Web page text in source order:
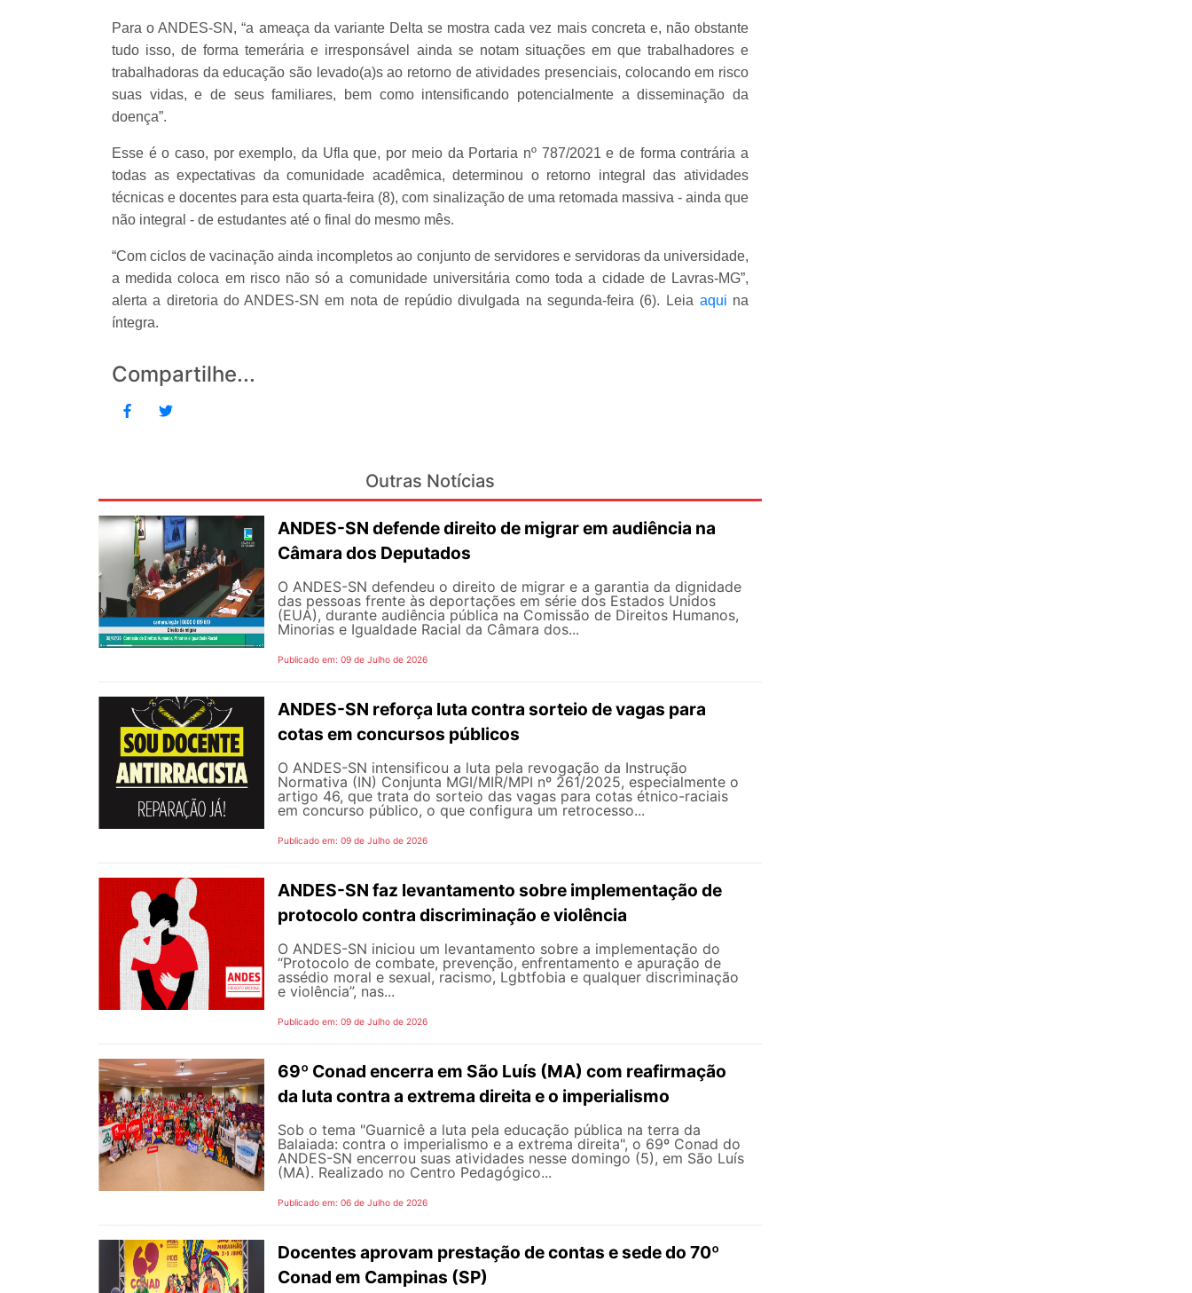
Para o ANDES-SN, “a ameaça da variante Delta se mostra cada vez mais concreta e, não obstante
tudo isso, de forma temerária e irresponsável ainda se notam situações em que trabalhadores e
trabalhadoras da educação são levado(a)s ao retorno de atividades presenciais, colocando em risco
suas vidas, e de seus familiares, bem como intensificando potencialmente a disseminação da
doença”.
Esse é o caso, por exemplo, da Ufla que, por meio da Portaria nº 787/2021 e de forma contrária a
todas as expectativas da comunidade acadêmica, determinou o retorno integral das atividades
técnicas e docentes para esta quarta-feira (8), com sinalização de uma retomada massiva - ainda que
não integral - de estudantes até o final do mesmo mês.
“Com ciclos de vacinação ainda incompletos ao conjunto de servidores e servidoras da universidade,
a medida coloca em risco não só a comunidade universitária como toda a cidade de Lavras-MG”,
alerta a diretoria do ANDES-SN em nota de repúdio divulgada na segunda-feira (6). Leia aqui na
íntegra.
Compartilhe...
Outras Notícias
ANDES-SN defende direito de migrar em audiência na
Câmara dos Deputados
O ANDES-SN defendeu o direito de migrar e a garantia da dignidade
das pessoas frente às deportações em série dos Estados Unidos
(EUA), durante audiência pública na Comissão de Direitos Humanos,
Minorias e Igualdade Racial da Câmara dos...
Publicado em: 09 de Julho de 2026
ANDES-SN reforça luta contra sorteio de vagas para
cotas em concursos públicos
O ANDES-SN intensificou a luta pela revogação da Instrução
Normativa (IN) Conjunta MGI/MIR/MPI nº 261/2025, especialmente o
artigo 46, que trata do sorteio das vagas para cotas étnico-raciais
em concurso público, o que configura um retrocesso...
Publicado em: 09 de Julho de 2026
ANDES-SN faz levantamento sobre implementação de
protocolo contra discriminação e violência
O ANDES-SN iniciou um levantamento sobre a implementação do
“Protocolo de combate, prevenção, enfrentamento e apuração de
assédio moral e sexual, racismo, Lgbtfobia e qualquer discriminação
e violência”, nas...
Publicado em: 09 de Julho de 2026
69º Conad encerra em São Luís (MA) com reafirmação
da luta contra a extrema direita e o imperialismo
Sob o tema "Guarnicê a luta pela educação pública na terra da
Balaiada: contra o imperialismo e a extrema direita", o 69º Conad do
ANDES-SN encerrou suas atividades nesse domingo (5), em São Luís
(MA). Realizado no Centro Pedagógico...
Publicado em: 06 de Julho de 2026
Docentes aprovam prestação de contas e sede do 70º
Conad em Campinas (SP)